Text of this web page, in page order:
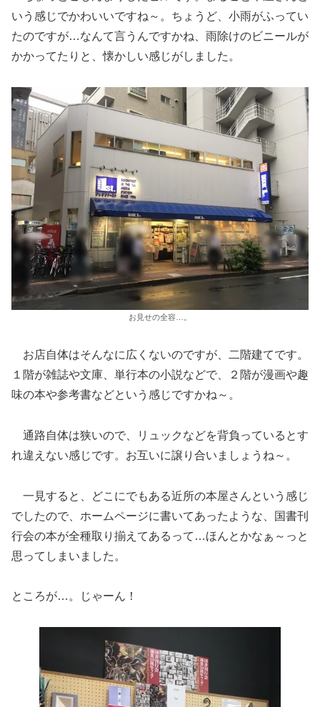
いう感じでかわいいですね～。ちょうど、小雨がふってい
たのですが…なんて言うんですかね、雨除けのビニールが
かかってたりと、懐かしい感じがしました。
お見せの全容…。
お店自体はそんなに広くないのですが、二階建てです。
１階が雑誌や文庫、単行本の小説などで、２階が漫画や趣
味の本や参考書などという感じですかね～。
通路自体は狭いので、リュックなどを背負っているとす
れ違えない感じです。お互いに譲り合いましょうね～。
一見すると、どこにでもある近所の本屋さんという感じ
でしたので、ホームページに書いてあったような、国書刊
行会の本が全種取り揃えてあるって…ほんとかなぁ～っと
思ってしまいました。
ところが…。じゃーん！